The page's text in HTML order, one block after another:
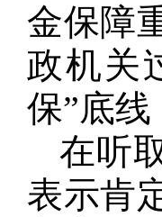
金保障
政机关
保”底
在听
表示肯